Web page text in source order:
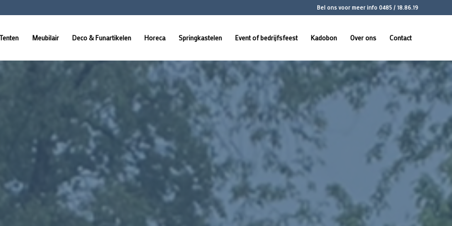
Bel ons voor meer info 0485 / 18.86.19
Tenten Meubilair Deco & Funartikelen Horeca Springkastelen Event of bedrijfsfeest Kadobon Over ons Contact